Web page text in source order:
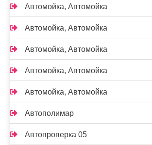
Автомойка, Автомойка
Автомойка, Автомойка
Автомойка, Автомойка
Автомойка, Автомойка
Автомойка, Автомойка
Автополимар
Автопроверка 05